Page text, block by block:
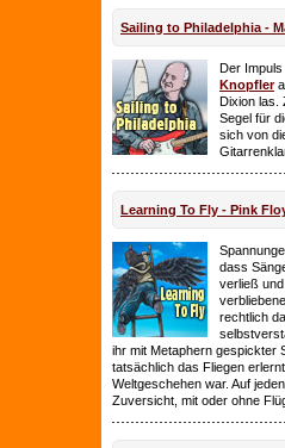
Sailing to Philadelphia -
Der
Knopfler
Dixion las.
Segel für
sich von
Learning To Fly - Pink
dass
verließ
rechtlich
ihr mit Metaphern gespickter
tatsächlich das Fliegen
Weltgeschehen war. Auf
Zuversicht, mit oder ohne